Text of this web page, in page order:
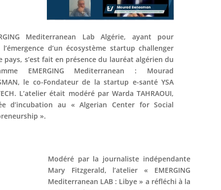
Mediterranean Lab Algérie, ayant pour
d’un écosystème startup challenger
pays, s’est fait en présence du lauréat algérien du
EMERGING Mediterranean : Mourad
le co-Fondateur de la startup e-santé YSA
L’atelier était modéré par Warda TAHRAOUI,
d’incubation au « Algerian Center for Social
».
Modéré par la journaliste indépendante
Mary Fitzgerald, l’atelier « EMERGING
Mediterranean LAB : Libye » a réfléchi à la